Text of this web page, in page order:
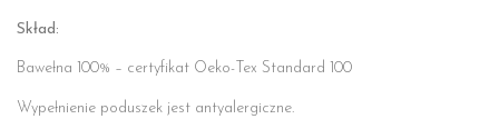
Skład:
Bawełna 100% – certyfikat Oeko-Tex Standard 100
Wypełnienie poduszek jest antyalergiczne.